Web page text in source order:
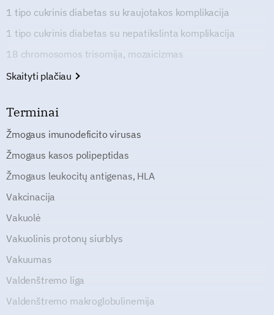
1 tipo cukrinis diabetas su kraujotakos komplikacija
1 tipo cukrinis diabetas su nepatikslinta komplikacija
18 chromosomos trisomija, mozaicizmas
Skaityti plačiau
Terminai
Žmogaus imunodeficito virusas
Žmogaus kasos polipeptidas
Žmogaus leukocitų antigenas, HLA
Vakcinacija
Vakuolė
Vakuolinis protonų siurblys
Vakuumas
Valdenštremo liga
Valdenštremo makroglobulinemija